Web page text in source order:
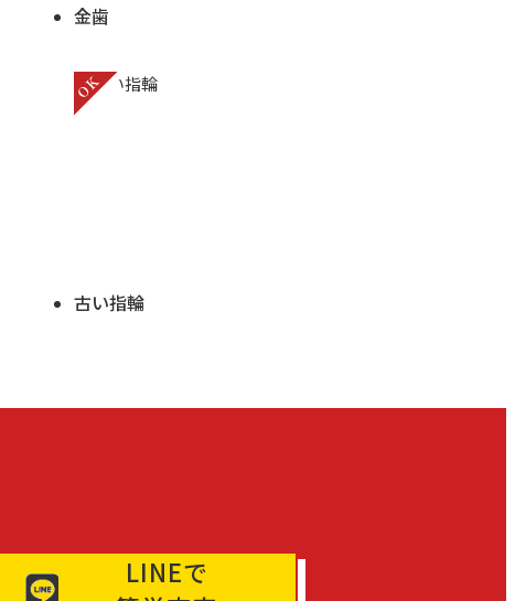
金歯
古い指輪
LINEで